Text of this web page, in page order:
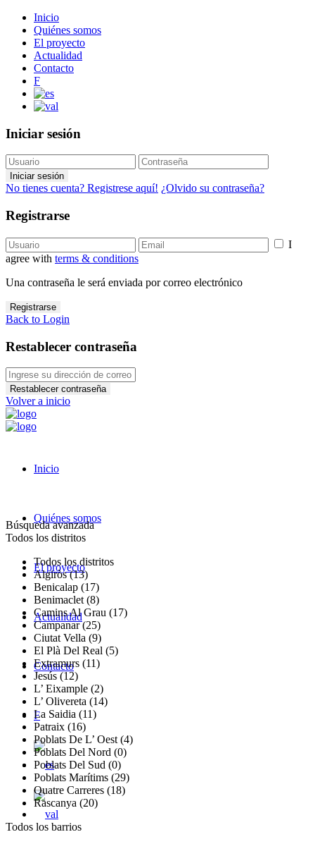
Inicio
Quiénes somos
El proyecto
Actualidad
Contacto
F
Iniciar sesión
Iniciar sesión
No tienes cuenta? Registrese aquí! ¿Olvido su contraseña?
Registrarse
I
agree with terms & conditions
Una contraseña le será enviada por correo electrónico
Registrarse
Back to Login
Restablecer contraseña
Restablecer contraseña
Volver a inicio
Inicio
Quiénes somos
El proyecto
Actualidad
Contacto
F
Búsqueda avanzada
Todos los distritos
Todos los distritos
Algiròs (13)
Benicalap (17)
Benimaclet (8)
Camins Al Grau (17)
Campanar (25)
Ciutat Vella (9)
El Plà Del Real (5)
Extramurs (11)
Jesús (12)
L’ Eixample (2)
L’ Olivereta (14)
La Saidia (11)
Patraix (16)
Poblats De L’ Oest (4)
Poblats Del Nord (0)
Poblats Del Sud (0)
Poblats Marítims (29)
Quatre Carreres (18)
Rascanya (20)
Todos los barrios